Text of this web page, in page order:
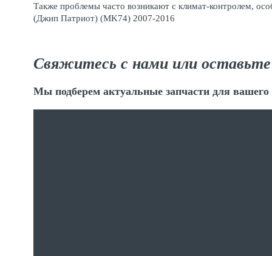
Также проблемы часто возникают с климат-контролем,
(Джип Патриот) (MK74) 2007-2016
Свяжитесь с нами или оставьте
Мы подберем актуальные запчасти для вашего